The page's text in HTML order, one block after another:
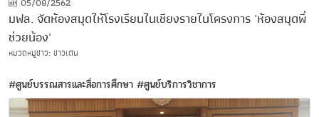
05/08/2562
มฟล. จัดห้องสมุดให้โรงเรียนในเชียงรายในโครงการ 'ห้องสมุดพี่
ช่วยน้อง'
หมวดหมู่ข่าว: ข่าวเด่น
#ศูนย์บรรณสารและสื่อการศึกษา #ศูนย์บริการวิชาการ